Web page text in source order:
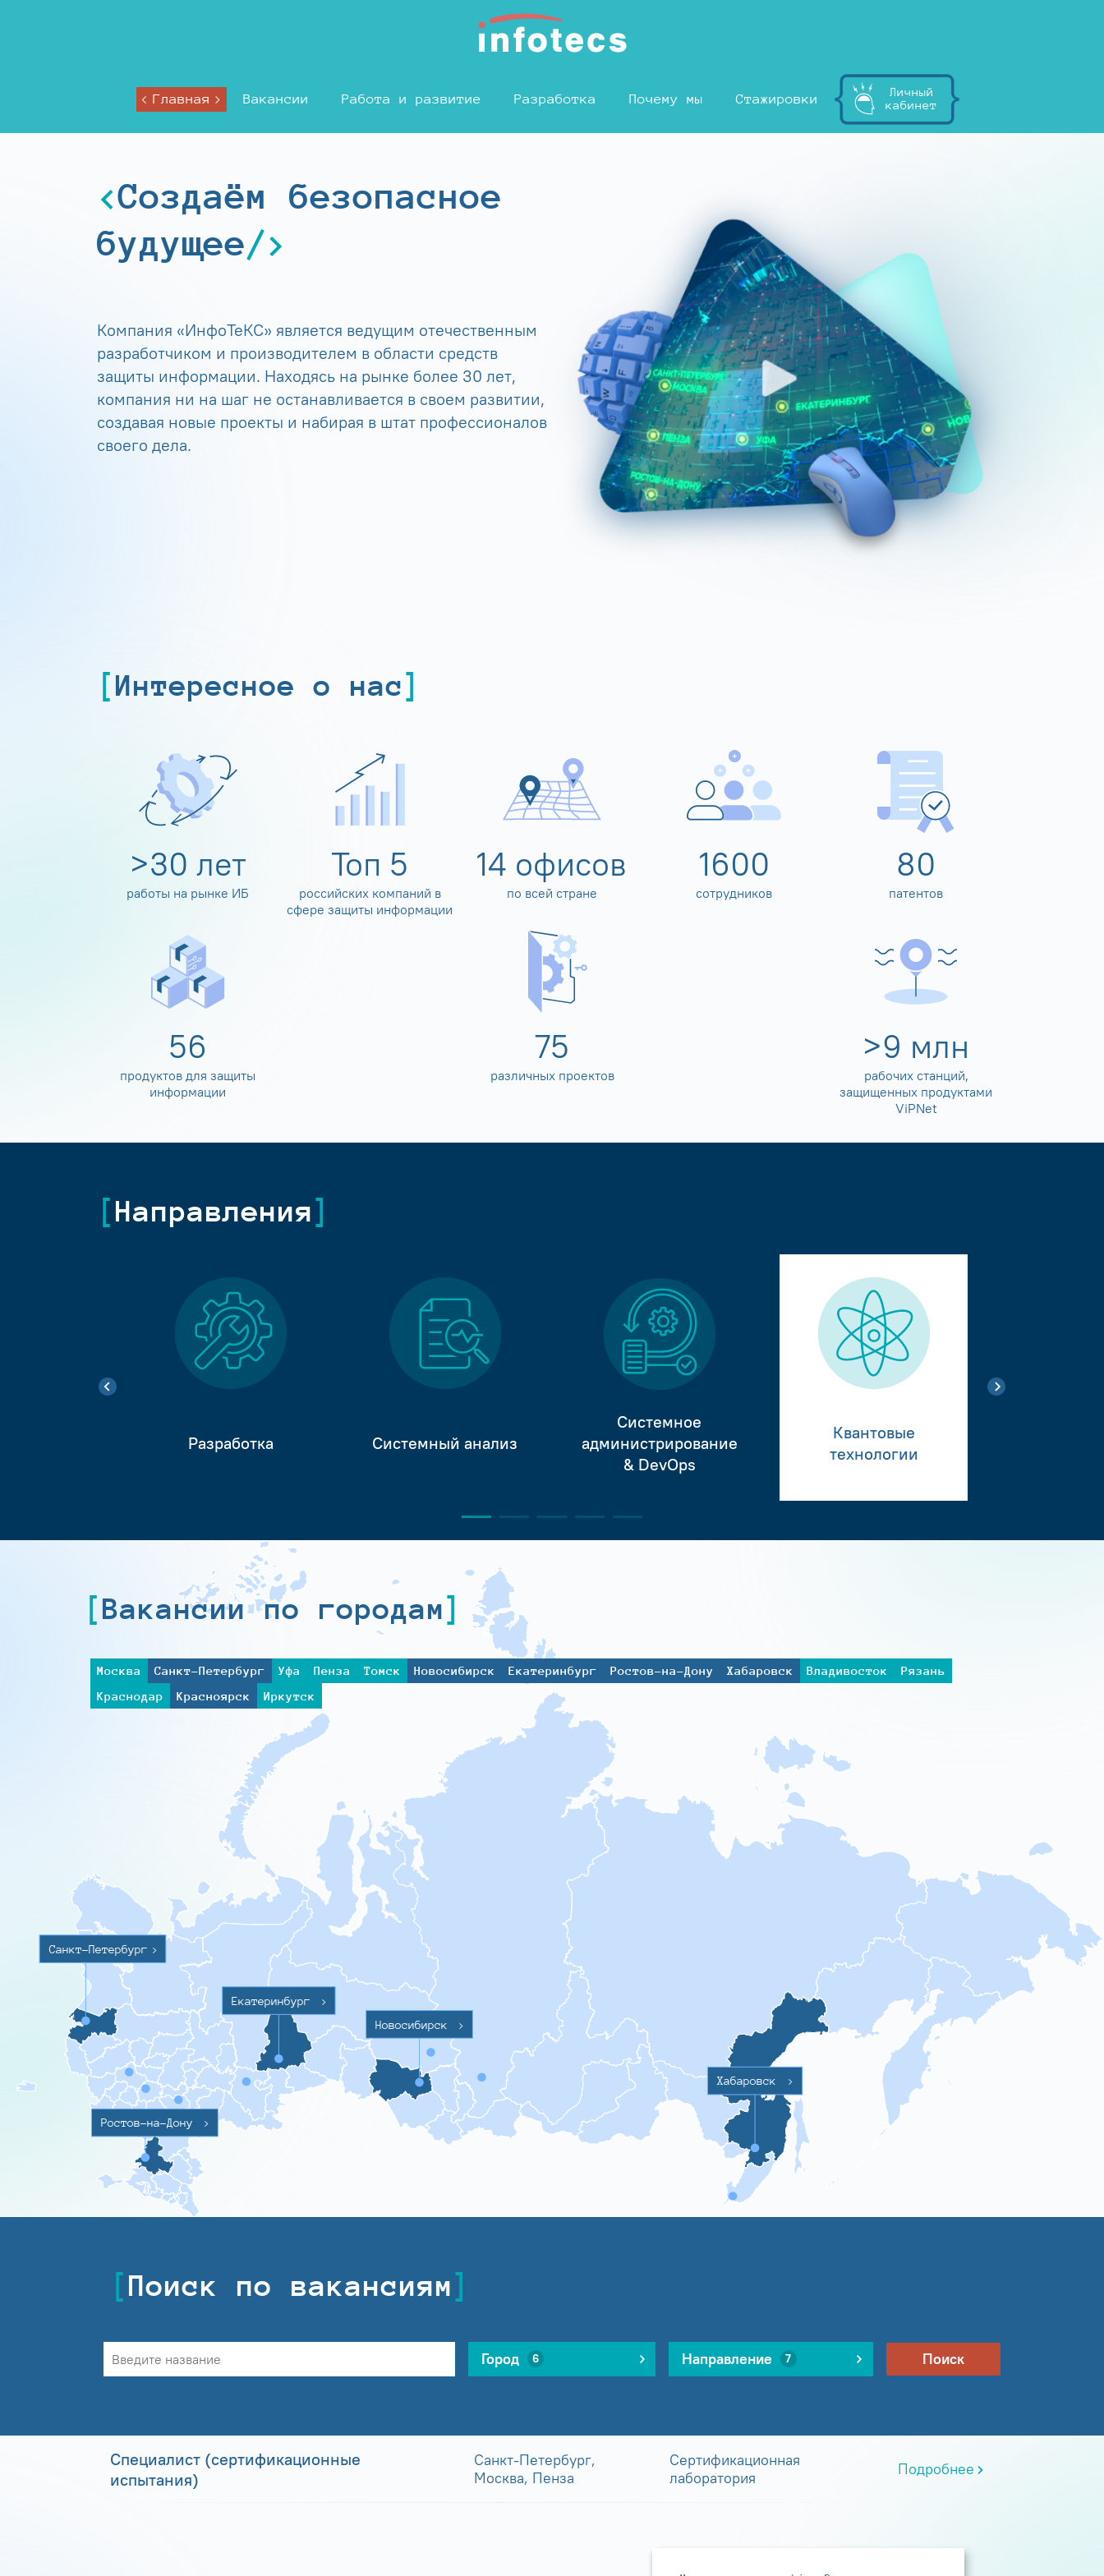
Главная Вакансии Работа и развитие Разработка Почему мы Стажировки
Личный
кабинет
Создаём безопасное
будущее
Компания «ИнфоТеКС» является ведущим отечественным
разработчиком и производителем в области средств
защиты информации. Находясь на рынке более 30 лет,
компания ни на шаг не останавливается в своем развитии,
создавая новые проекты и набирая в штат профессионалов
своего дела.
Интересное о нас
>30 лет
работы на рынке ИБ
Топ 5
российских компаний в
сфере защиты информации
14 офисов
по всей стране
1600
сотрудников
80
патентов
60
продуктов для защиты
информации
80
различных проектов
>10 млн
рабочих станций,
защищенных продуктами
ViPNet
Направления
Разработка Системный анализ
Системное
администрирование
& DevOps
Квантовые
технологии
Вакансии по городам
Москва Санкт-Петербург Уфа Пенза Томск Новосибирск Екатеринбург Ростов-на-Дону Хабаровск Владивосток
Рязань
Краснодар
Красноярск Иркутск
Санкт-Петербург >
Ростов-на-Дону >
Екатеринбург
>
Новосибирск
>
Хабаровск >
Поиск по вакансиям
Город 6 Направление 7 Поиск
Специалист (сертификационные
испытания)
Санкт-Петербург,
Москва, Пенза
Сертификационная
лаборатория
Подробнее